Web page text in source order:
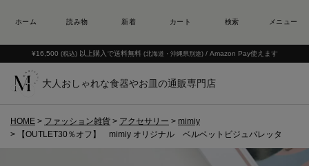
¥16,500 (税込) 以上購入で送料無料 (北海道・沖縄県別途) / Amazon Pay使えます
大人おしゃれな食器やお皿の通販専門店
HOME ファッション雑貨 アクセサリー
mimiy
【OUTLET30％オフ】 mimiy オリジナル ベルベットビジュバレッタ